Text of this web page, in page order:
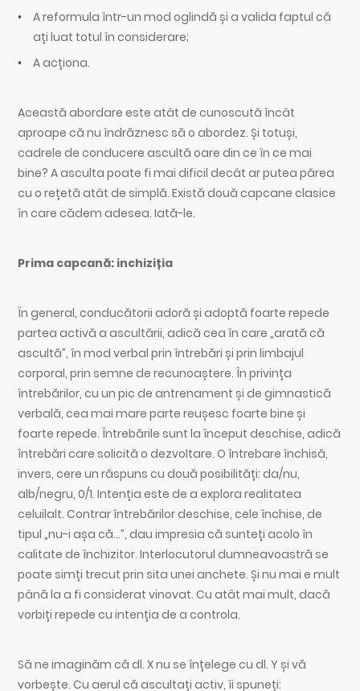
A reformula într-un mod oglindă și a valida faptul că
ați luat totul în considerare;
A acționa.
Această abordare este atât de cunoscută încât
aproape că nu îndrăznesc să o abordez. Și totuși,
cadrele de conducere ascultă oare din ce în ce mai
bine? A asculta poate fi mai dificil decât ar putea părea
cu o rețetă atât de simplă. Există două capcane clasice
în care cădem adesea. Iată-le.
Prima capcană: inchiziția
În general, conducătorii adoră și adoptă foarte repede
partea activă a ascultării, adică cea în care „arată că
ascultă”, în mod verbal prin întrebări și prin limbajul
corporal, prin semne de recunoaștere. În privința
întrebărilor, cu un pic de antrenament și de gimnastică
verbală, cea mai mare parte reușesc foarte bine și
foarte repede. Întrebările sunt la început deschise, adică
întrebări care solicită o dezvoltare. O întrebare închisă,
invers, cere un răspuns cu două posibilități: da/nu,
alb/negru, 0/1. Intenția este de a explora realitatea
celuilalt. Contrar întrebărilor deschise, cele închise, de
tipul „nu-i așa că…”, dau impresia că sunteți acolo în
calitate de închizitor. Interlocutorul dumneavoastră se
poate simți trecut prin sita unei anchete. Și nu mai e mult
până la a fi considerat vinovat. Cu atât mai mult, dacă
vorbiți repede cu intenția de a controla.
Să ne imaginăm că dl. X nu se înțelege cu dl. Y și vă
vorbește. Cu aerul că ascultați activ, îi spuneți: